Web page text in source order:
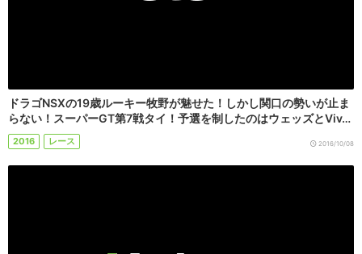
ドラゴNSXの19歳ルーキー牧野が魅せた！しかし関口の勢いが止ま
らない！スーパーGT第7戦タイ！予選を制したのはウェッズとViv…
2016 レース 2016/10/08